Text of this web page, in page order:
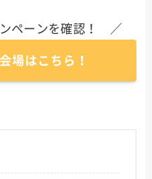
ペーンを確認！ ／
場はこちら！